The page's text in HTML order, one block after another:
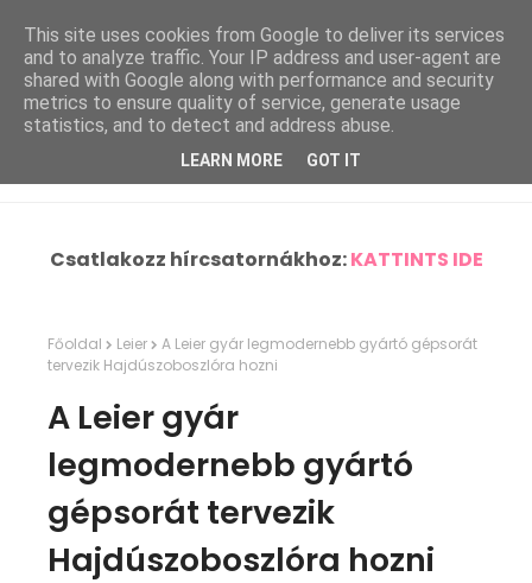
Csatlakozz hírcsatornákhoz:KATTINTS IDE
Főoldal Leier
A Leier gyár legmodernebb gyártó gépsorát
tervezik Hajdúszoboszlóra hozni
A Leier gyár
legmodernebb gyártó
gépsorát tervezik
Hajdúszoboszlóra hozni
This site uses cookies from Google to deliver its services
and to analyze traffic. Your IP address and user-agent are
shared with Google along with performance and security
metrics to ensure quality of service, generate usage
statistics, and to detect and address abuse.
LEARN MORE GOT IT